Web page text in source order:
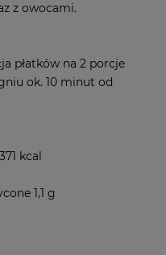
z owocami.
płatków na 2 porcje
ok. 10 minut od
kcal
1,1 g